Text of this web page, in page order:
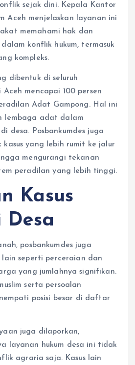
sejak dini. Kepala Kantor
Aceh menjelaskan layanan ini
memahami hak dan
konflik hukum, termasuk
kompleks.
dibentuk di seluruh
mencapai 100 persen
Adat Gampong. Hal ini
lembaga adat dalam
desa. Posbankumdes juga
kasus yang lebih rumit ke jalur
mengurangi tekanan
peradilan yang lebih tinggi.
Kasus
posbankumdes juga
lain seperti perceraian dan
yang jumlahnya signifikan.
serta persoalan
posisi besar di daftar
juga dilaporkan,
layanan hukum desa ini tidak
agraria saja. Kasus lain